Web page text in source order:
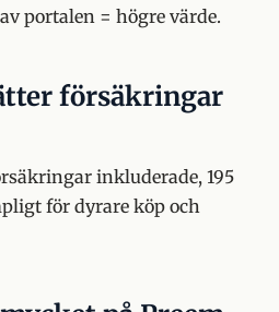
portalen = högre värde.
försäkringar
inkluderade, 195
för dyrare köp och